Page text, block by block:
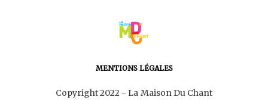
MENTIONS LÉGALES
Copyright 2022 - La Maison Du Chant